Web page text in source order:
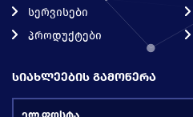
სერვისები
პროდუქტები
ᲡᲘᲐᲮᲚᲔᲔᲑᲘᲡ ᲒᲐᲛᲝᲬᲔᲠᲐ